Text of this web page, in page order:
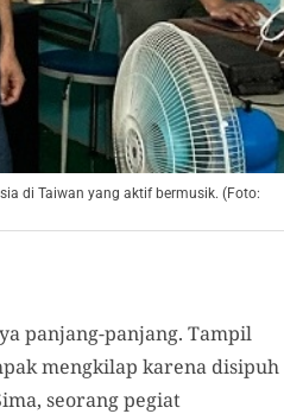
di Taiwan yang aktif bermusik. (Foto:
panjang-panjang. Tampil
mengkilap karena disipuh
seorang pegiat